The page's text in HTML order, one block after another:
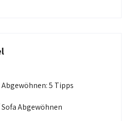
5 Tipps
Abgewöhnen